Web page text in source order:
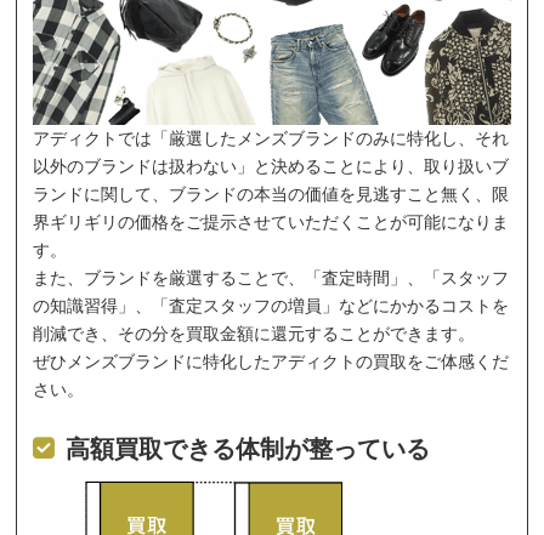
アディクトでは「厳選したメンズブランドのみに特化し、それ
以外のブランドは扱わない」と決めることにより、取り扱いブ
ランドに関して、ブランドの本当の価値を見逃すこと無く、限
界ギリギリの価格をご提示させていただくことが可能になりま
す。
また、ブランドを厳選することで、「査定時間」、「スタッフ
の知識習得」、「査定スタッフの増員」などにかかるコストを
削減でき、その分を買取金額に還元することができます。
ぜひメンズブランドに特化したアディクトの買取をご体感くだ
さい。
高額買取できる体制が整っている